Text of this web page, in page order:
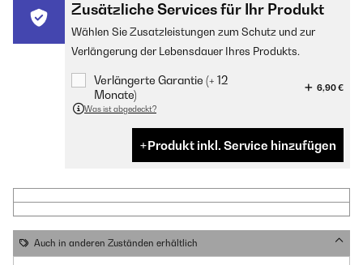
Zusätzliche Services für Ihr Produkt
Wählen Sie Zusatzleistungen zum Schutz und zur
Verlängerung der Lebensdauer Ihres Produkts.
Verlängerte Garantie (+ 12
Monate)
6,90 €
Was ist abgedeckt?
Produkt inkl. Service hinzufügen
Auch in anderen Zuständen erhältlich